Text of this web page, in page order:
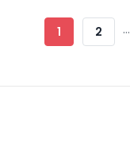
Pagination
Current
1 Page
2 …